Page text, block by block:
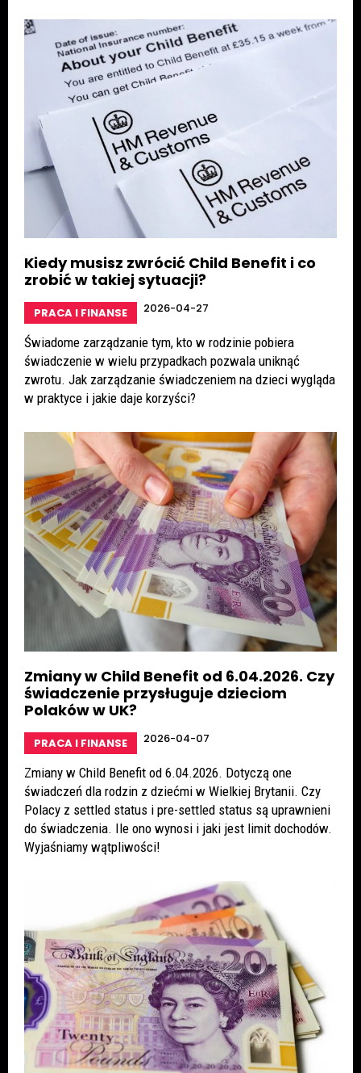
Kiedy musisz zwrócić Child Benefit i co
zrobić w takiej sytuacji?
PRACA I FINANSE 2026-04-27
Świadome zarządzanie tym, kto w rodzinie pobiera
świadczenie w wielu przypadkach pozwala uniknąć
zwrotu. Jak zarządzanie świadczeniem na dzieci wygląda
w praktyce i jakie daje korzyści?
Zmiany w Child Benefit od 6.04.2026. Czy
świadczenie przysługuje dzieciom
Polaków w UK?
PRACA I FINANSE 2026-04-07
Zmiany w Child Benefit od 6.04.2026. Dotyczą one
świadczeń dla rodzin z dziećmi w Wielkiej Brytanii. Czy
Polacy z settled status i pre-settled status są uprawnieni
do świadczenia. Ile ono wynosi i jaki jest limit dochodów.
Wyjaśniamy wątpliwości!